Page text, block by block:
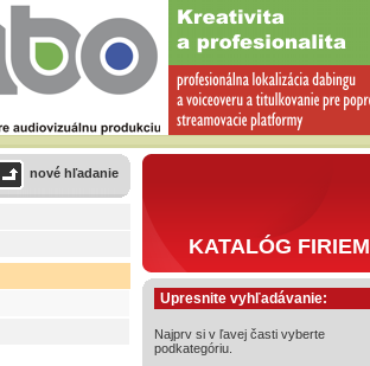
nové hľadanie
KATALÓG FIRIEM
Upresnite vyhľadávanie:
Najprv si v ľavej časti vyberte
podkategóriu.